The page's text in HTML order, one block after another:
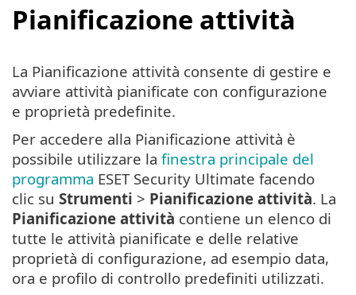
Pianificazione attività
La Pianificazione attività consente di gestire e
avviare attività pianificate con configurazione
e proprietà predefinite.
Per accedere alla Pianificazione attività è
possibile utilizzare la finestra principale del
programma ESET Security Ultimate facendo
clic su Strumenti > Pianificazione attività. La
Pianificazione attività contiene un elenco di
tutte le attività pianificate e delle relative
proprietà di configurazione, ad esempio data,
ora e profilo di controllo predefiniti utilizzati.